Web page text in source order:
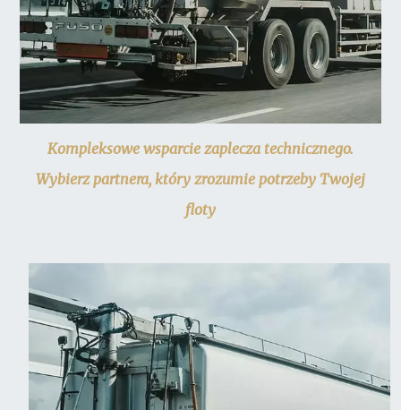
Kompleksowe wsparcie zaplecza technicznego.
Wybierz partnera, który zrozumie potrzeby Twojej
floty